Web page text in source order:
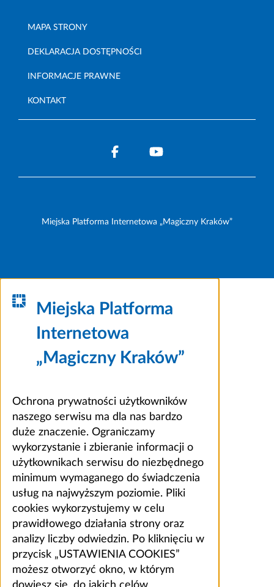
MAPA STRONY
DEKLARACJA DOSTĘPNOŚCI
INFORMACJE PRAWNE
KONTAKT
Miejska Platforma Internetowa „Magiczny Kraków”
Miejska Platforma
Internetowa
„Magiczny Kraków”
Ochrona prywatności użytkowników
naszego serwisu ma dla nas bardzo
duże znaczenie. Ograniczamy
wykorzystanie i zbieranie informacji o
użytkownikach serwisu do niezbędnego
minimum wymaganego do świadczenia
usług na najwyższym poziomie. Pliki
cookies wykorzystujemy w celu
prawidłowego działania strony oraz
analizy liczby odwiedzin. Po kliknięciu w
przycisk „USTAWIENIA COOKIES”
możesz otworzyć okno, w którym